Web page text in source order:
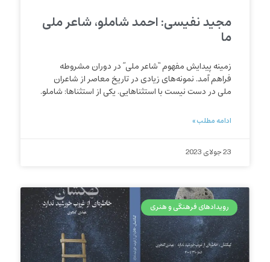
مجید نفیسی: احمد شاملو، شاعر ملی
ما
زمینه پیدایش مفهوم “شاعر ملی” در دوران مشروطه
فراهم آمد. نمونه‌های زیادی در تاریخ معاصر از شاعران
ملی در دست نیست با استثناهایی. یکی از استثناها: شاملو.
ادامه مطلب »
23 جولای 2023
رویدادهای فرهنگی و هنری